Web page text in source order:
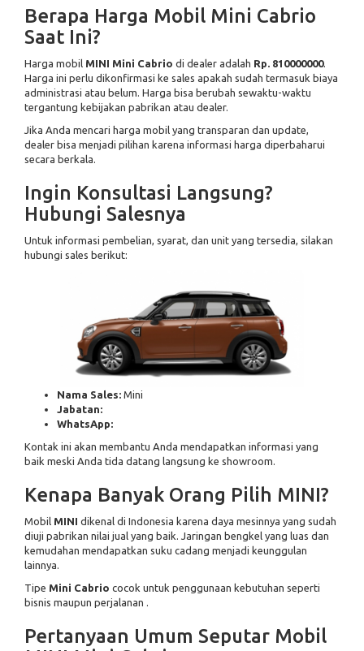
Berapa Harga Mobil Mini Cabrio
Saat Ini?
Harga mobil MINI Mini Cabrio di dealer adalah Rp. 810000000.
Harga ini perlu dikonfirmasi ke sales apakah sudah termasuk biaya
administrasi atau belum. Harga bisa berubah sewaktu-waktu
tergantung kebijakan pabrikan atau dealer.
Jika Anda mencari harga mobil yang transparan dan update,
dealer bisa menjadi pilihan karena informasi harga diperbaharui
secara berkala.
Ingin Konsultasi Langsung?
Hubungi Salesnya
Untuk informasi pembelian, syarat, dan unit yang tersedia, silakan
hubungi sales berikut:
Nama Sales: Mini
Jabatan:
WhatsApp:
Kontak ini akan membantu Anda mendapatkan informasi yang
baik meski Anda tida datang langsung ke showroom.
Kenapa Banyak Orang Pilih MINI?
Mobil MINI dikenal di Indonesia karena daya mesinnya yang sudah
diuji pabrikan nilai jual yang baik. Jaringan bengkel yang luas dan
kemudahan mendapatkan suku cadang menjadi keunggulan
lainnya.
Tipe Mini Cabrio cocok untuk penggunaan kebutuhan seperti
bisnis maupun perjalanan .
Pertanyaan Umum Seputar Mobil